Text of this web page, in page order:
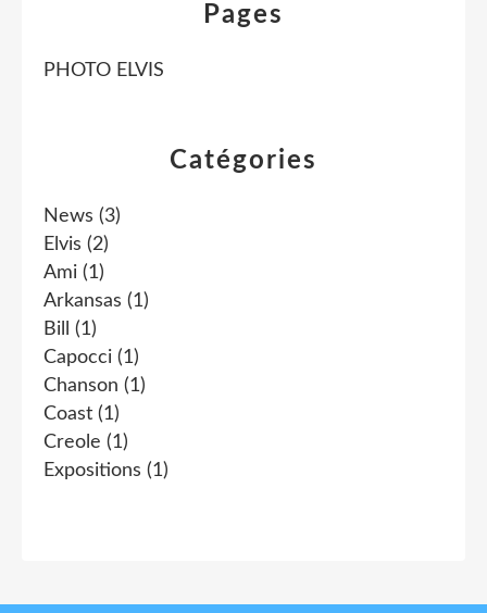
Catégories
News (3)
Elvis (2)
Ami (1)
Arkansas (1)
Bill
(1)
Capocci (1)
Chanson (1)
Coast (1)
Creole (1)
Expositions (1)
Pages
PHOTO ELVIS